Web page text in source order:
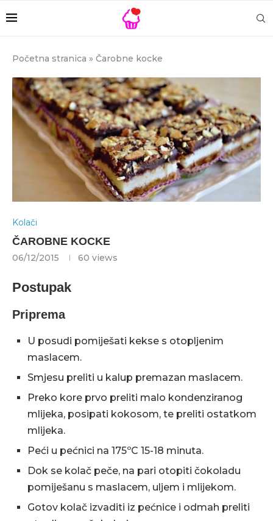
Početna stranica » Čarobne kocke
Kolači
ČAROBNE KOCKE
06/12/2015 60 views
Postupak
Priprema
U posudi pomiješati kekse s otopljenim
maslacem.
Smjesu preliti u kalup premazan maslacem.
Preko kore prvo preliti malo kondenziranog
mlijeka, posipati kokosom, te preliti ostatkom
mlijeka.
Peći u pećnici na 175ºC 15-18 minuta.
Dok se kolač peče, na pari otopiti čokoladu
pomiješanu s maslacem, uljem i mlijekom.
Gotov kolač izvaditi iz pećnice i odmah preliti